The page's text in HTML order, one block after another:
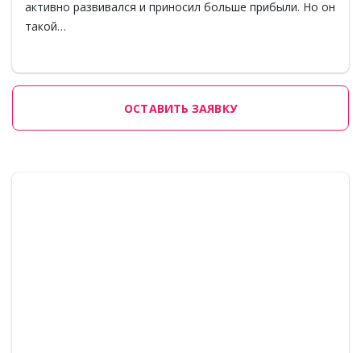
активно развивался и приносил больше прибыли. Но он
такой…
ОСТАВИТЬ ЗАЯВКУ